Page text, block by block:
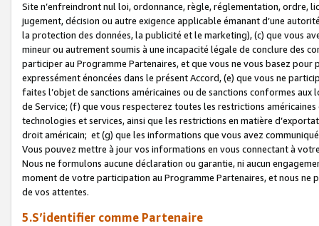
Site n’enfreindront nul loi, ordonnance, règle, réglementation, ordre,
jugement, décision ou autre exigence applicable émanant d’une
la protection des données, la publicité et le marketing), (c) que vous
mineur ou autrement soumis à une incapacité légale de conclure des
participer au Programme Partenaires, et que vous ne vous basez
expressément énoncées dans le présent Accord, (e) que vous ne
faites l’objet de sanctions américaines ou de sanctions conformes
de Service; (f) que vous respecterez toutes les restrictions
technologies et services, ainsi que les restrictions en matière
droit américain; et (g) que les informations que vous avez
Vous pouvez mettre à jour vos informations en vous connectant à
Nous ne formulons aucune déclaration ou garantie, ni aucun
moment de votre participation au Programme Partenaires, et nous
de vos attentes.
5.S’identifier comme Partenaire